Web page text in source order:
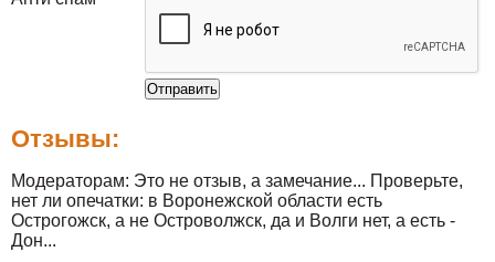
Отзывы:
Модераторам: Это не отзыв, а замечание... Проверьте,
нет ли опечатки: в Воронежской области есть
Острогожск, а не Островолжск, да и Волги нет, а есть -
Дон...